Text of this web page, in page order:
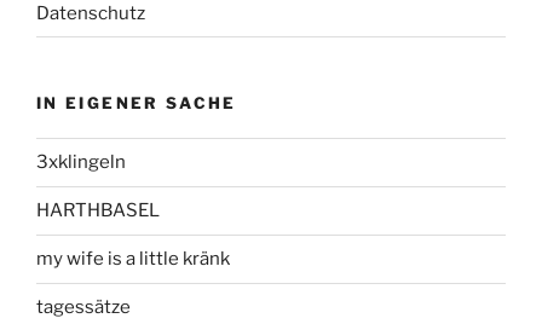
Datenschutz
IN EIGENER SACHE
3xklingeln
HARTHBASEL
my wife is a little kränk
tagessätze